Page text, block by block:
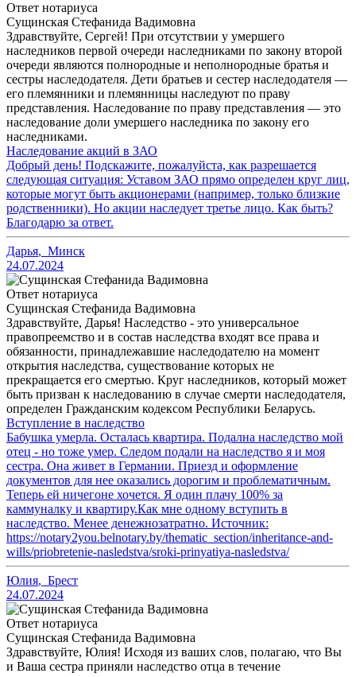
Ответ нотариуса
Сущинская Стефанида Вадимовна
Здравствуйте, Сергей! При отсутствии у умершего
наследников первой очереди наследниками по закону второй
очереди являются полнородные и неполнородные братья и
сестры наследодателя. Дети братьев и сестер наследодателя —
его племянники и племянницы наследуют по праву
представления. Наследование по праву представления — это
наследование доли умершего наследника по закону его
наследниками.
Наследование акций в ЗАО
Добрый день! Подскажите, пожалуйста, как разрешается
следующая ситуация: Уставом ЗАО прямо определен круг лиц,
которые могут быть акционерами (например, только близкие
родственники). Но акции наследует третье лицо. Как быть?
Благодарю за ответ.
Дарья, Минск
24.07.2024
Ответ нотариуса
Сущинская Стефанида Вадимовна
Здравствуйте, Дарья! Наследство - это универсальное
правопреемство и в состав наследства входят все права и
обязанности, принадлежавшие наследодателю на момент
открытия наследства, существование которых не
прекращается его смертью. Круг наследников, который может
быть призван к наследованию в случае смерти наследодателя,
определен Гражданским кодексом Республики Беларусь.
Вступление в наследство
Бабушка умерла. Осталась квартира. Подална наследство мой
отец - но тоже умер. Следом подали на наследство я и моя
сестра. Она живет в Германии. Приезд и оформление
документов для нее оказались дорогим и проблематичным.
Теперь ей ничегоне хочется. Я один плачу 100% за
каммуналку и квартиру.Как мне одному вступить в
наследство. Менее денежнозатратно. Источник:
https://notary2you.belnotary.by/thematic_section/inheritance-and-
wills/priobretenie-nasledstva/sroki-prinyatiya-nasledstva/
Юлия, Брест
24.07.2024
Ответ нотариуса
Сущинская Стефанида Вадимовна
Здравствуйте, Юлия! Исходя из ваших слов, полагаю, что Вы
и Ваша сестра приняли наследство отца в течение